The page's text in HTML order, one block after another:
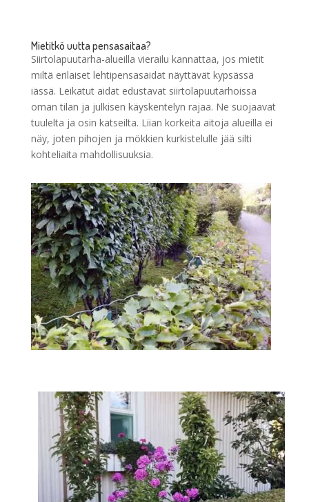
Mietitkö uutta pensasaitaa?
Siirtolapuutarha-alueilla vierailu kannattaa, jos mietit
miltä erilaiset lehtipensasaidat näyttävät kypsässä
iässä. Leikatut aidat edustavat siirtolapuutarhoissa
oman tilan ja julkisen käyskentelyn rajaa. Ne suojaavat
tuulelta ja osin katseilta. Liian korkeita aitoja alueilla ei
näy, joten pihojen ja mökkien kurkistelulle jää silti
kohteliaita mahdollisuuksia.